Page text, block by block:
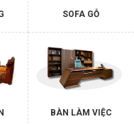
SOFA GỖ
BÀN LÀM VIỆC